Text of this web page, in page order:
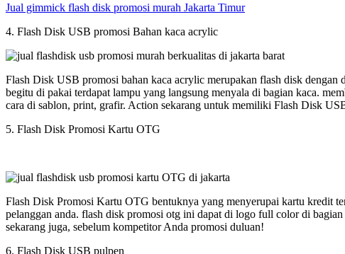
Jual gimmick flash disk promosi murah Jakarta Timur
4. Flash Disk USB promosi Bahan kaca acrylic
Flash Disk USB promosi bahan kaca acrylic merupakan flash disk
begitu di pakai terdapat lampu yang langsung menyala di bagian kaca.
cara di sablon, print, grafir. Action sekarang untuk memiliki Flash Disk
5. Flash Disk Promosi Kartu OTG
Flash Disk Promosi Kartu OTG bentuknya yang menyerupai kartu kredit
pelanggan anda. flash disk promosi otg ini dapat di logo full color di
sekarang juga, sebelum kompetitor Anda promosi duluan!
6. Flash Disk USB pulpen